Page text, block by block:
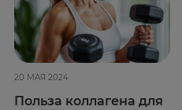
20 МАЯ 2024
Польза коллагена для